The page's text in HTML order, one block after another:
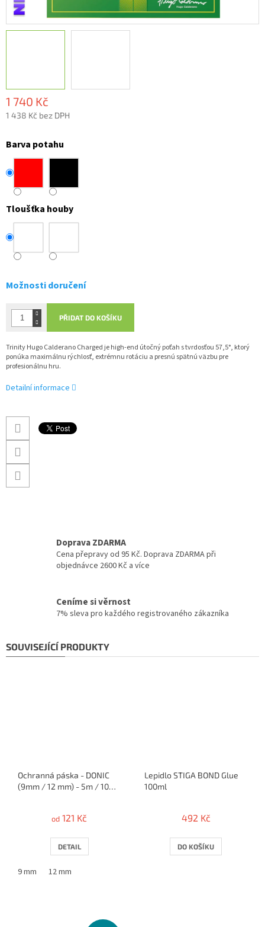
1 740 Kč
1 438 Kč bez DPH
cena:
Barva potahu
Tloušťka houby
Možnosti doručení
PŘIDAT DO KOŠÍKU
Trinity Hugo Calderano Charged je high-end útočný poťah s tvrdosťou 57,5°, ktorý
ponúka maximálnu rýchlosť, extrémnu rotáciu a presnú spätnú väzbu pre
profesionálnu hru.
Detailní informace
Doprava ZDARMA
Cena přepravy od 95 Kč. Doprava ZDARMA při
objednávce 2600 Kč a více
Ceníme si věrnost
7% sleva pro každého registrovaného zákazníka
SOUVISEJÍCÍ PRODUKTY
Ochranná páska - DONIC
(9mm / 12 mm) - 5m / 10
od 121 Kč
DETAIL
9 mm 12 mm
Lepidlo STIGA BOND Glue
100ml
492 Kč
DO KOŠÍKU